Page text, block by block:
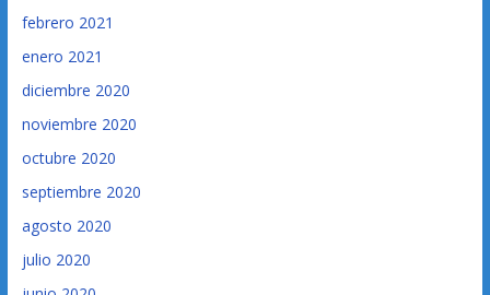
febrero 2021
enero 2021
diciembre 2020
noviembre 2020
octubre 2020
septiembre 2020
agosto 2020
julio 2020